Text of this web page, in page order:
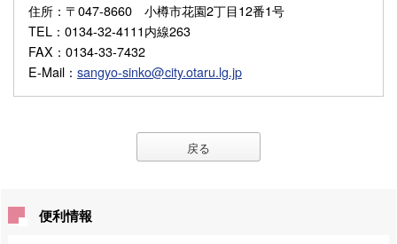
住所 ：〒047-8660 小樽市花園2丁目12番1号
TEL ：0134-32-4111内線263
FAX ：0134-33-7432
E-Mail ： sangyo-sinko@city.otaru.lg.jp
戻る
便利情報